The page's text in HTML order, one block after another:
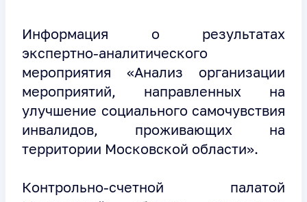
Информация о результатах
экспертно-аналитического
мероприятия «Анализ организации
мероприятий, направленных на
улучшение социального самочувствия
инвалидов, проживающих на
территории Московской области».
Контрольно-счетной палатой